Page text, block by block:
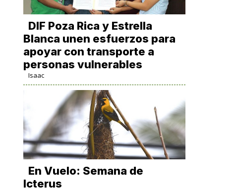
DIF Poza Rica y Estrella
Blanca unen esfuerzos para
apoyar con transporte a
personas vulnerables
Isaac
En Vuelo: Semana de
Icterus